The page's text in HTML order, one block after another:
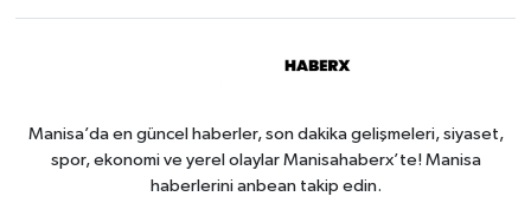
Manisa’da en güncel haberler, son dakika gelişmeleri, siyaset,
spor, ekonomi ve yerel olaylar Manisahaberx’te! Manisa
haberlerini anbean takip edin.